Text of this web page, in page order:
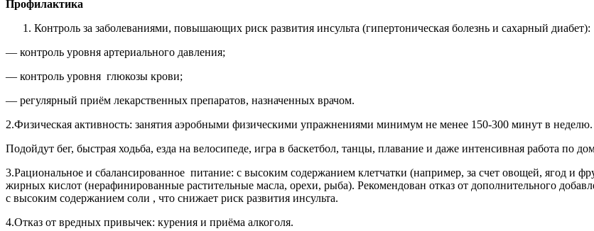
Профилактика
Контроль за заболеваниями, повышающих риск развития инсульта (гипертоническая болезнь и сахарный диабет):
— контроль уровня артериального давления;
— контроль уровня глюкозы крови;
— регулярный приём лекарственных препаратов, назначенных врачом.
2.Физическая активность: занятия аэробными физическими упражнениями минимум не менее 150‑300 минут в неделю.
Подойдут бег, быстрая ходьба, езда на велосипеде, игра в баскетбол, танцы, плавание и даже интенсивная работа по
3.Рациональное и сбалансированное питание: с высоким содержанием клетчатки (например, за счет овощей, ягод и
жирных кислот (нерафинированные растительные масла, орехи, рыба). Рекомендован отказ от дополнительного
с высоким содержанием соли , что снижает риск развития инсульта.
4.Отказ от вредных привычек: курения и приёма алкоголя.